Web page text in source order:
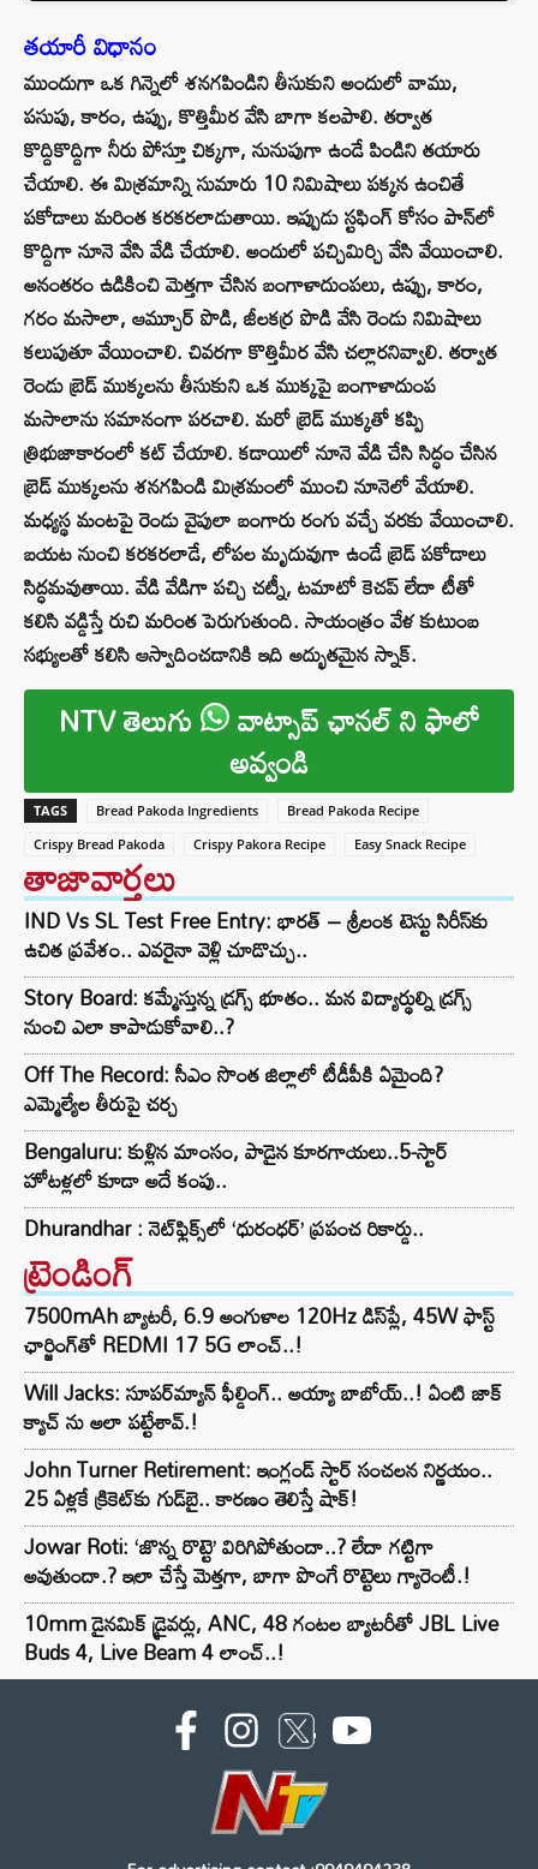
తయారీ విధానం
ముందుగా ఒక గిన్నెలో శనగపిండిని తీసుకుని అందులో వాము,
పసుపు, కారం, ఉప్పు, కొత్తిమీర వేసి బాగా కలపాలి. తర్వాత
కొద్దికొద్దిగా నీరు పోస్తూ చిక్కగా, నునుపుగా ఉండే పిండిని తయారు
చేయాలి. ఈ మిశ్రమాన్ని సుమారు 10 నిమిషాలు పక్కన ఉంచితే
పకోడాలు మరింత కరకరలాడుతాయి. ఇప్పుడు స్టఫింగ్ కోసం పాన్‌లో
కొద్దిగా నూనె వేసి వేడి చేయాలి. అందులో పచ్చిమిర్చి వేసి వేయించాలి.
అనంతరం ఉడికించి మెత్తగా చేసిన బంగాళాదుంపలు, ఉప్పు, కారం,
గరం మసాలా, ఆమ్చూర్ పొడి, జీలకర్ర పొడి వేసి రెండు నిమిషాలు
కలుపుతూ వేయించాలి. చివరగా కొత్తిమీర వేసి చల్లారనివ్వాలి. తర్వాత
రెండు బ్రెడ్ ముక్కలను తీసుకుని ఒక ముక్కపై బంగాళాదుంప
మసాలాను సమానంగా పరచాలి. మరో బ్రెడ్ ముక్కతో కప్పి
త్రిభుజాకారంలో కట్ చేయాలి. కడాయిలో నూనె వేడి చేసి సిద్ధం చేసిన
బ్రెడ్ ముక్కలను శనగపిండి మిశ్రమంలో ముంచి నూనెలో వేయాలి.
మధ్యస్థ మంటపై రెండు వైపులా బంగారు రంగు వచ్చే వరకు వేయించాలి.
బయట నుంచి కరకరలాడే, లోపల మృదువుగా ఉండే బ్రెడ్ పకోడాలు
సిద్ధమవుతాయి. వేడి వేడిగా పచ్చి చట్నీ, టమాటో కెచప్ లేదా టీతో
కలిసి వడ్డిస్తే రుచి మరింత పెరుగుతుంది. సాయంత్రం వేళ కుటుంబ
సభ్యులతో కలిసి ఆస్వాదించడానికి ఇది అద్భుతమైన స్నాక్.
NTV తెలుగు వాట్సాప్ ఛానల్ ని ఫాలో
అవ్వండి
TAGS Bread Pakoda Ingredients
Bread Pakoda Recipe
Crispy Bread Pakoda
Crispy Pakora Recipe Easy Snack Recipe
తాజావార్తలు
IND Vs SL Test Free Entry: భారత్ – శ్రీలంక టెస్టు సిరీస్‌కు
ఉచిత ప్రవేశం.. ఎవరైనా వెళ్లి చూడొచ్చు..
Story Board: కమ్మేస్తున్న డ్రగ్స్ భూతం.. మన విద్యార్థుల్ని డ్రగ్స్
నుంచి ఎలా కాపాడుకోవాలి..?
Off The Record: సీఎం సొంత జిల్లాలో టీడీపీకి ఏమైంది?
ఎమ్మెల్యేల తీరుపై చర్చ
Bengaluru: కుళ్లిన మాంసం, పాడైన కూరగాయలు..5-స్టార్
హోటళ్లలో కూడా అదే కంపు..
Dhurandhar : నెట్‌ఫ్లిక్స్‌లో ‘ధురంధర్’ ప్రపంచ రికార్డు..
ట్రెండింగ్‌
7500mAh బ్యాటరీ, 6.9 అంగుళాల 120Hz డిస్‌ప్లే, 45W ఫాస్ట్
ఛార్జింగ్‌తో REDMI 17 5G లాంచ్..!
Will Jacks: సూపర్‌మ్యాన్ ఫీల్డింగ్.. అయ్యా బాబోయ్..! ఏంటి జాక్
క్యాచ్ ను అలా పట్టేశావ్.!
John Turner Retirement: ఇంగ్లండ్ స్టార్ సంచలన నిర్ణయం..
25 ఏళ్లకే క్రికెట్‌కు గుడ్‌బై.. కారణం తెలిస్తే షాక్!
Jowar Roti: ‘జొన్న రొట్టె’ విరిగిపోతుందా..? లేదా గట్టిగా
అవుతుందా.? ఇలా చేస్తే మెత్తగా, బాగా పొంగే రొట్టెలు గ్యారెంటీ.!
10mm డైనమిక్ డ్రైవర్లు, ANC, 48 గంటల బ్యాటరీతో JBL Live
Buds 4, Live Beam 4 లాంచ్..!